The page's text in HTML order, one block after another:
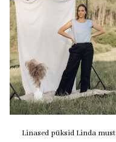
Linased püksid Linda must